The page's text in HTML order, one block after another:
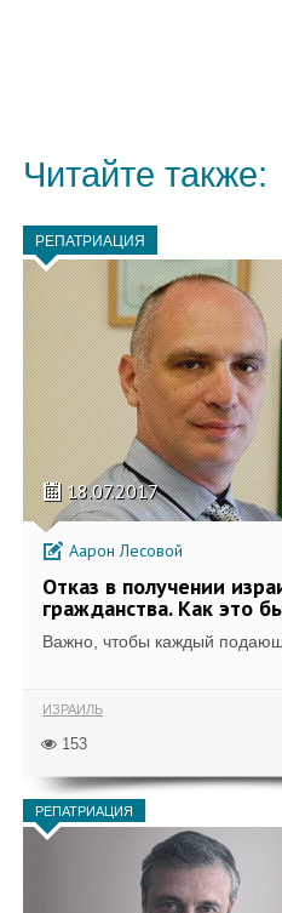
Читайте также:
РЕПАТРИАЦИЯ
18.07.2017
Аарон Лесовой
Отказ в получении
гражданства. Как это
Важно, чтобы каждый
ИЗРАИЛЬ
153
РЕПАТРИАЦИЯ